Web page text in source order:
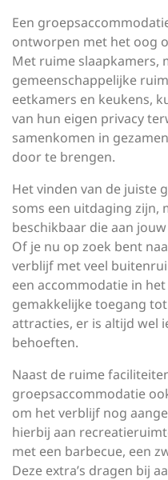
Een
ontworpen met het oog
Met ruime slaapkamers,
gemeenschappelijke
eetkamers en keukens,
van hun eigen privacy
samenkomen in
door te brengen.
Het vinden van de juiste
soms een uitdaging zijn,
beschikbaar die aan
Of je nu op zoek bent
verblijf met veel
een accommodatie in
gemakkelijke toegang
attracties, er is altijd wel
behoeften.
Naast de ruime
groepsaccommodatie
om het verblijf nog
hierbij aan
met een barbecue, een
Deze extra’s dragen bij